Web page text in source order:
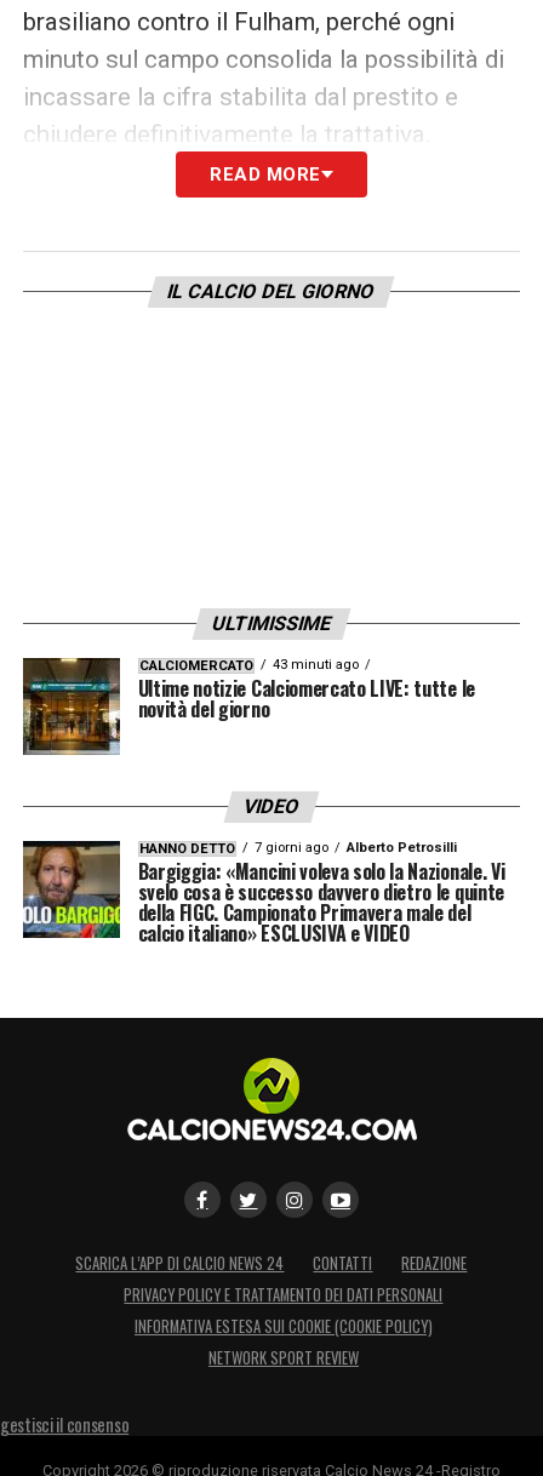
brasiliano contro il Fulham, perché ogni
minuto sul campo consolida la possibilità di
incassare la cifra stabilita dal prestito e
chiudere definitivamente la trattativa.
La gestione di Douglas Luiz Nottingham è un
moderno combini valutazioni tecniche e
strategie economiche. Nonostante la
In conclusione, la partita tra Nottingham
Forest e Fulham ha confermato come
Douglas Luizrimanga al centro di
prospettive opposte: per i tifosi della
Juventus uno strumento di mercato
prezioso. La gestione del brasiliano
rappresenta un equilibrio tra campo e
bilancio, dove l’importante non è solo la
beneficio economico ai bianconeri.
READ MORE
IL CALCIO DEL GIORNO
ULTIMISSIME
CALCIOMERCATO 43 minuti ago
Ultime notizie Calciomercato LIVE: tutte le
novità del giorno
VIDEO
HANNO DETTO 7 giorni ago Alberto Petrosilli
Bargiggia: «Mancini voleva solo la Nazionale. Vi
svelo cosa è successo davvero dietro le quinte
della FIGC. Campionato Primavera male del
calcio italiano» ESCLUSIVA e VIDEO
SCARICA L’APP DI CALCIO NEWS 24 CONTATTI
REDAZIONE
PRIVACY POLICY E TRATTAMENTO DEI DATI PERSONALI
INFORMATIVA ESTESA SUI COOKIE (COOKIE POLICY)
NETWORK SPORT REVIEW
gestisci il consenso
Copyright 2026 © riproduzione riservata Calcio News 24 -Registro